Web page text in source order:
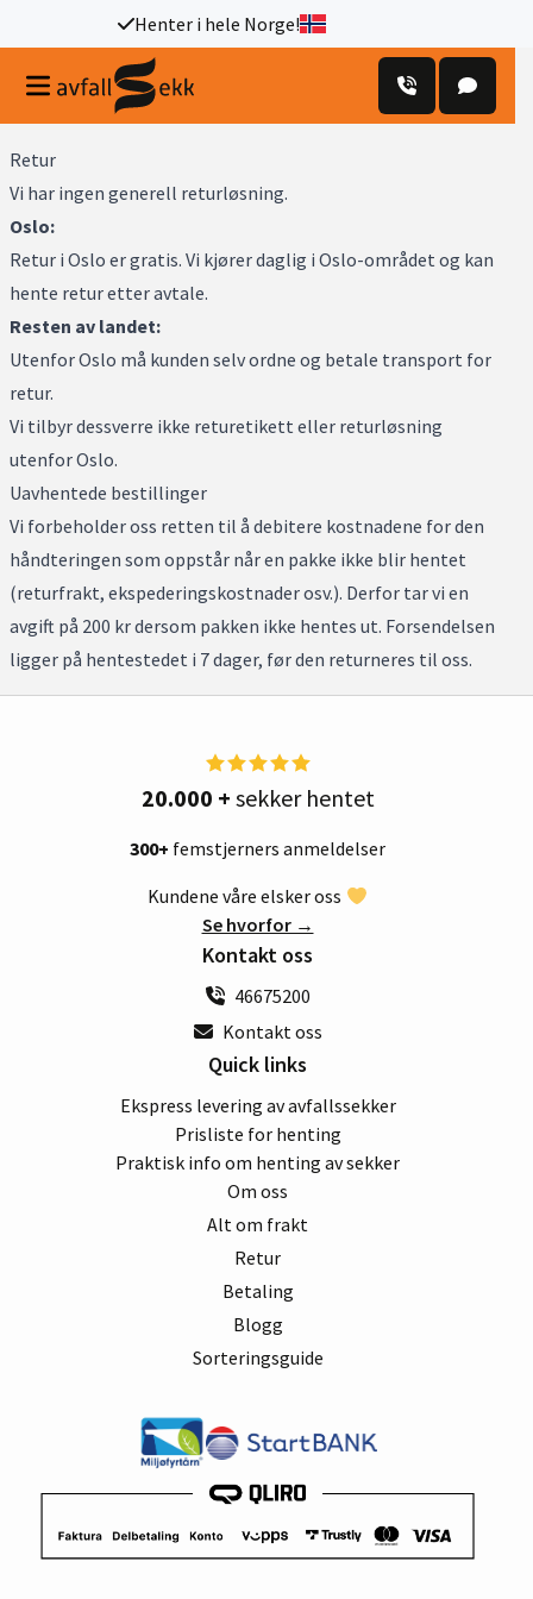
Henter i hele Norge!
Retur
Vi har ingen generell returløsning.
Oslo:
Retur i Oslo er gratis. Vi kjører daglig i Oslo-området og kan
hente retur etter avtale.
Resten av landet:
Utenfor Oslo må kunden selv ordne og betale transport for
retur.
Vi tilbyr dessverre ikke returetikett eller returløsning
utenfor Oslo.
Uavhentede bestillinger
Vi forbeholder oss retten til å debitere kostnadene for den
håndteringen som oppstår når en pakke ikke blir hentet
(returfrakt, ekspederingskostnader osv.). Derfor tar vi en
avgift på 200 kr dersom pakken ikke hentes ut. Forsendelsen
ligger på hentestedet i 7 dager, før den returneres til oss.
20.000 + sekker hentet
300+ femstjerners anmeldelser
Kundene våre elsker oss
Se hvorfor →
Kontakt oss
46675200
Kontakt oss
Quick links
Ekspress levering av avfallssekker
Prisliste for henting
Praktisk info om henting av sekker
Om oss
Alt om frakt
Retur
Betaling
Blogg
Sorteringsguide
Velkommen
Meld deg på vårt nyhetsbrev og bli med i trekningen av
kontaktet på e-post.
MELD MEG PÅ